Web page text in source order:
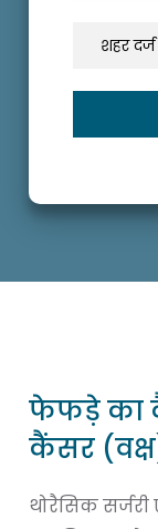
फेफड़े का
कैंसर
थोरैसिक सर्जरी